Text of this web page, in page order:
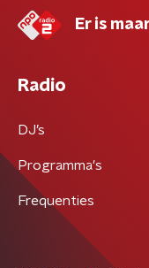
Er is
Radio
DJ’s
Programma's
Frequenties